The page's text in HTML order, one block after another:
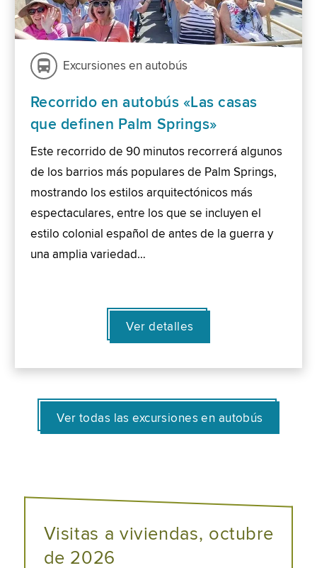
Excursiones en autobús
Recorrido en autobús «Las casas
que definen Palm Springs»
Este recorrido de 90 minutos recorrerá algunos
de los barrios más populares de Palm Springs,
mostrando los estilos arquitectónicos más
espectaculares, entre los que se incluyen el
estilo colonial español de antes de la guerra y
una amplia variedad…
Ver detalles
Ver todas las excursiones en autobús
Visitas a viviendas, octubre
de 2026